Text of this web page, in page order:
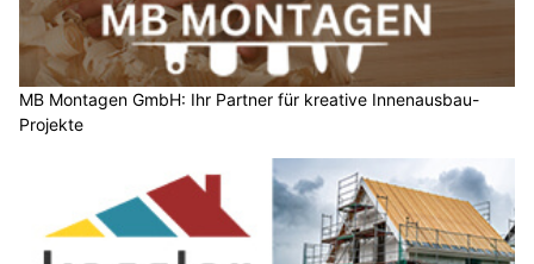
MB Montagen GmbH: Ihr Partner für kreative Innenausbau-
Projekte